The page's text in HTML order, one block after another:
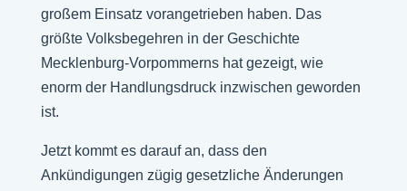
großem Einsatz vorangetrieben haben. Das
größte Volksbegehren in der Geschichte
Mecklenburg-Vorpommerns hat gezeigt, wie
enorm der Handlungsdruck inzwischen geworden
ist.
Jetzt kommt es darauf an, dass den
Ankündigungen zügig gesetzliche Änderungen